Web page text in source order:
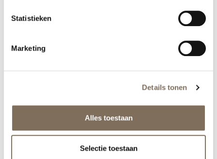
Statistieken
Marketing
Details tonen
Alles toestaan
Selectie toestaan
Hydrating B5 om mijn huid soepel aan te laten voelen.
Na het serum masseer ik weer mijn ogen met de
Dermaceutic Light Ceutic die er voor zorgt dat ik weer
– Skinceuticals Simply Clean